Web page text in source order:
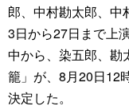
郎、中村勘太郎、中
3日から27日まで上
中から、染五郎、勘
籠」が、8月20日12
決定した。